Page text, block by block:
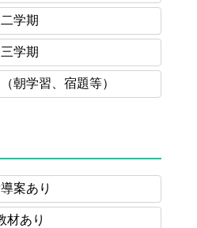
二学期
三学期
（朝学習、宿題等）
案あり
材あり